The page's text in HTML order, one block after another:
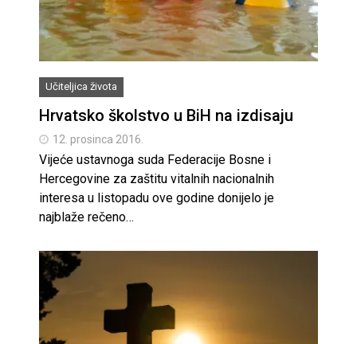
Učiteljica života
Hrvatsko školstvo u BiH na izdisaju
12. prosinca 2016.
Vijeće ustavnoga suda Federacije Bosne i
Hercegovine za zaštitu vitalnih nacionalnih
interesa u listopadu ove godine donijelo je
najblaže rečeno…